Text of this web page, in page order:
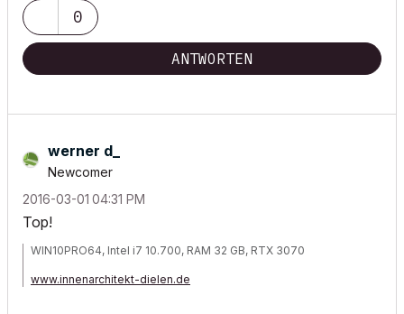
0
ANTWORTEN
werner d_
Newcomer
‎2016-03-01 04:31 PM
Top!
WIN10PRO64, Intel i7 10.700, RAM 32 GB, RTX 3070
www.innenarchitekt-dielen.de